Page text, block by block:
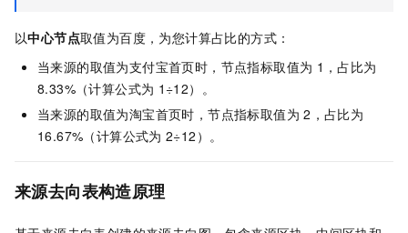
以中心节点取值为百度，为您计算占比的方式：
当来源的取值为支付宝首页时，节点指标取值为 1，占比为
8.33%（计算公式为 1÷12）。
当来源的取值为淘宝首页时，节点指标取值为 2，占比为
16.67%（计算公式为 2÷12）。
来源去向表构造原理